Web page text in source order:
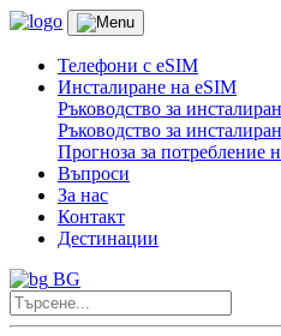
Телефони с eSIM
Инсталиране на eSIM
Ръководство за
Ръководство за
Прогноза за потребление
Въпроси
За нас
Контакт
Дестинации
BG